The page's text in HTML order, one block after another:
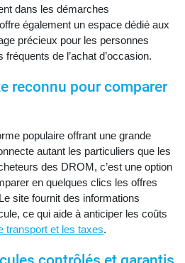
dans les démarches
également un espace dédié aux
précieux pour les personnes
de l’achat d’occasion.
reconnu pour comparer
populaire offrant une grande
autant les particuliers que les
des DROM, c’est une option
en quelques clics les offres
site fournit des informations
ce qui aide à anticiper les coûts
transport et les taxes.